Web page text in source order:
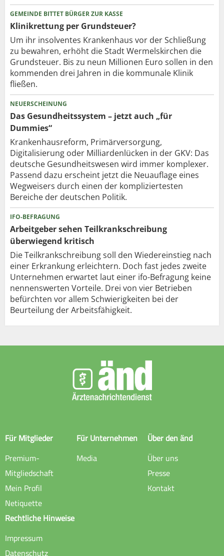
GEMEINDE BITTET BÜRGER ZUR KASSE
Klinikrettung per Grundsteuer?
Um ihr insolventes Krankenhaus vor der Schließung
zu bewahren, erhöht die Stadt Wermelskirchen die
Grundsteuer. Bis zu neun Millionen Euro sollen in den
kommenden drei Jahren in die kommunale Klinik
fließen.
NEUERSCHEINUNG
Das Gesundheitssystem – jetzt auch „für
Dummies“
Krankenhausreform, Primärversorgung,
Digitalisierung oder Milliardenlücken in der GKV: Das
deutsche Gesundheitswesen wird immer komplexer.
Passend dazu erscheint jetzt die Neuauflage eines
Wegweisers durch einen der kompliziertesten
Bereiche der deutschen Politik.
IFO-BEFRAGUNG
Arbeitgeber sehen Teilkrankschreibung
überwiegend kritisch
Die Teilkrankschreibung soll den Wiedereinstieg nach
einer Erkrankung erleichtern. Doch fast jedes zweite
Unternehmen erwartet laut einer ifo-Befragung keine
nennenswerten Vorteile. Drei von vier Betrieben
befürchten vor allem Schwierigkeiten bei der
Beurteilung der Arbeitsfähigkeit.
Für Mitglieder
Premium-
Mitgliedschaft
Mein Profil
Netiquette
Für Unternehmen
Media
Über den änd
Über uns
Presse
Kontakt
Rechtliche Hinweise
Impressum